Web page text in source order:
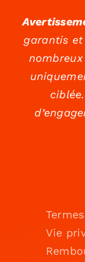
garantis
Vie